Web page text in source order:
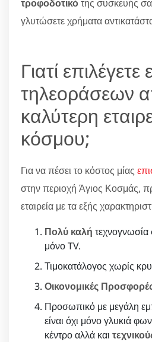
τροφοδοτικότης συσκευής
γλυτώσετε χρήματα
Γιατί
τηλεοράσεων
καλύτερη
κόσμου;
Για να πέσει το κόστος μίας
στην περιοχή Άγιος Κοσμάς,
εταιρεία με τα εξής
Πολύ καλή τεχνογνωσία
μόνο TV.
Τιμοκατάλογος χωρίς
Οικονομικές
Προσωπικό με μεγάλη
είναι όχι μόνο γλυκιά
κέντρο αλλά και